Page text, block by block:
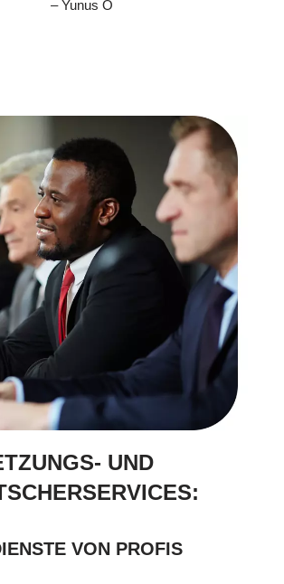
– Yunus Ö
UND
VON PROFIS